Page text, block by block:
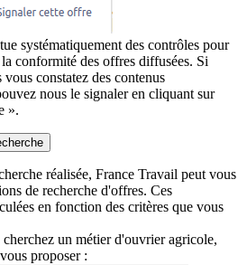
systématiquement des contrôles pour
conformité des offres diffusées. Si
constatez des contenus
nous le signaler en cliquant sur
».
réalisée, France Travail peut vous
de recherche d'offres. Ces
en fonction des critères que vous
un métier d'ouvrier agricole,
proposer :